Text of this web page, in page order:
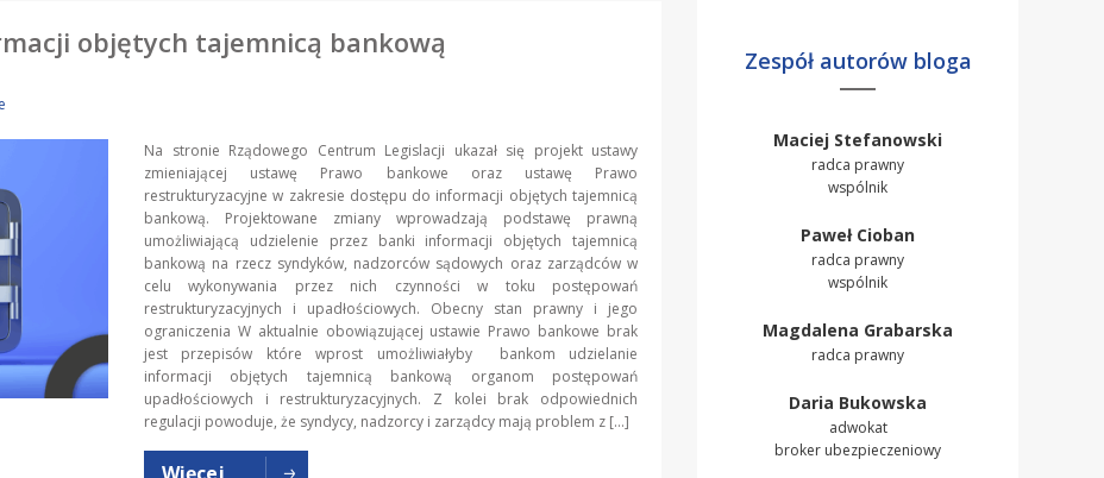
objętych tajemnicą bankową
Na stronie Rządowego Centrum Legislacji ukazał się projekt ustawy
zmieniającej ustawę Prawo bankowe oraz ustawę Prawo
restrukturyzacyjne w zakresie dostępu do informacji objętych tajemnicą
bankową. Projektowane zmiany wprowadzają podstawę prawną
umożliwiającą udzielenie przez banki informacji objętych tajemnicą
bankową na rzecz syndyków, nadzorców sądowych oraz zarządców w
celu wykonywania przez nich czynności w toku postępowań
restrukturyzacyjnych i upadłościowych. Obecny stan prawny i jego
ograniczenia W aktualnie obowiązującej ustawie Prawo bankowe brak
jest przepisów które wprost umożliwiałyby bankom udzielanie
informacji objętych tajemnicą bankową organom postępowań
upadłościowych i restrukturyzacyjnych. Z kolei brak odpowiednich
regulacji powoduje, że syndycy, nadzorcy i zarządcy mają problem z […]
Zespół autorów bloga
Maciej Stefanowski
radca prawny
wspólnik
Paweł Cioban
radca prawny
wspólnik
Magdalena Grabarska
radca prawny
Daria Bukowska
adwokat
broker ubezpieczeniowy